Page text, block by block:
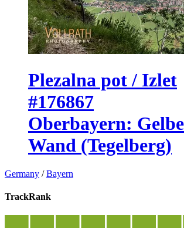
Plezalna pot / Izlet
#176867
Oberbayern: Gelbe
Wand (Tegelberg)
Germany /Bayern
TrackRank